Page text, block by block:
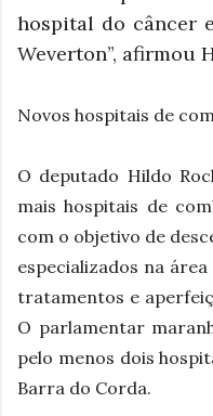
hospital do câncer
Weverton”, afirmou
Novos hospitais de
O deputado Hildo
mais hospitais de
com o objetivo de
especializados na
tratamentos e
O parlamentar
pelo menos dois
Barra do Corda.